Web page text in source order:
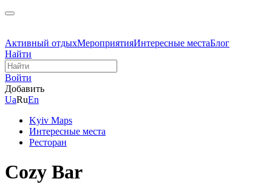
Активный отдыхМероприятияИнтересные местаБлог
Найти
Войти
Добавить
UaRuEn
Kyiv Maps
Интересные места
Ресторан
Cozy Bar